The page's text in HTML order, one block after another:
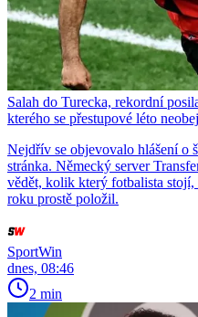
Salah do Turecka, rekordní
kterého se přestupové léto
Nejdřív se objevovalo hlášení o
stránka. Německý server
vědět, kolik který fotbalista stojí,
roku prostě položil.
SportWin
dnes, 08:46
2 min